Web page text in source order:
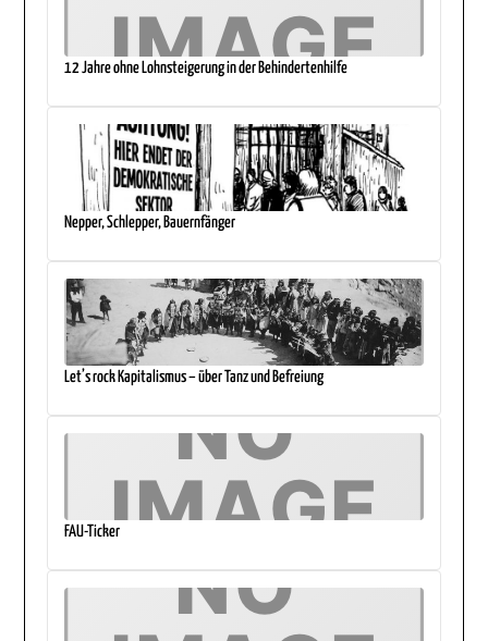
12 Jahre ohne Lohnsteigerung in der Behindertenhilfe
Nepper, Schlepper, Bauernfänger
Let’s rock Kapitalismus – über Tanz und Befreiung
FAU-Ticker